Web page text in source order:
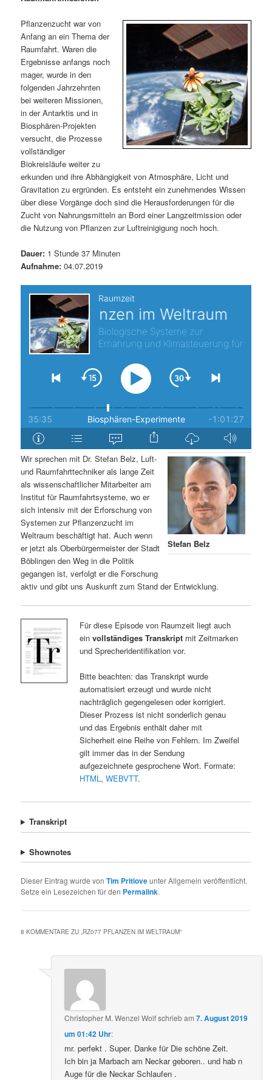
ä
r
e
n
I
n
h
a
t
s
r
g
e
n
n
d
ä
r
e
n
I
n
a
l
s
i
n
g
e
n
n
v
i
g
a
t
i
o
n
Pflanzenzucht war von
Anfang an ein Thema der
Raumfahrt. Waren die
Ergebnisse anfangs noch
mager, wurde in den
folgenden Jahrzehnten
bei weiteren Missionen,
in der Antarktis und in
Biosphären-Projekten
versucht, die Prozesse
vollständiger
Biokreisläufe weiter zu
erkunden und ihre Abhängigkeit von Atmosphäre, Licht und
Gravitation zu ergründen. Es entsteht ein zunehmendes Wissen
über diese Vorgänge doch sind die Herausforderungen für die
Zucht von Nahrungsmitteln an Bord einer Langzeitmission oder
die Nutzung von Pflanzen zur Luftreinigigung noch hoch.
Dauer: 1 Stunde 37 Minuten
Aufnahme: 04.07.2019
Stefan Belz
Wir sprechen mit Dr. Stefan Belz, Luft-
und Raumfahrttechniker als lange Zeit
als wissenschaftlicher Mitarbeiter am
Institut für Raumfahrtsysteme, wo er
sich intensiv mit der Erforschung von
Systemen zur Pflanzenzucht im
Weltraum beschäftigt hat. Auch wenn
er jetzt als Oberbürgermeister der Stadt
Böblingen den Weg in die Politik
gegangen ist, verfolgt er die Forschung
aktiv und gibt uns Auskunft zum Stand der Entwicklung.
Für diese Episode von Raumzeit liegt auch
ein vollständiges Transkriptmit Zeitmarken
und Sprecheridentifikation vor.
Bitte beachten: das Transkript wurde
automatisiert erzeugt und wurde nicht
nachträglich gegengelesen oder korrigiert.
Dieser Prozess ist nicht sonderlich genau
und das Ergebnis enthält daher mit
Sicherheit eine Reihe von Fehlern. Im Zweifel
gilt immer das in der Sendung
aufgezeichnete gesprochene Wort. Formate:
HTML, WEBVTT.
Transkript
Shownotes
Dieser Eintrag wurde vonTim Pritloveunter Allgemein veröffentlicht.
Setze ein Lesezeichen für den Permalink.
8 KOMMENTARE ZU „ RZ077 PFLANZEN IM WELTRAUM“
Christopher M. Wenzel Wolfschriebam7. August 2019
um 01:42 Uhr:
mr. perfekt . Super. Danke für Die schöne Zeit.
Ich bin ja Marbach am Neckar geboren.. und hab n
Auge für die Neckar Schlaufen .